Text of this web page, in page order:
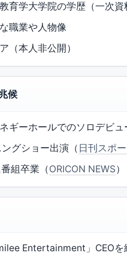
育学大学院の学歴（一次資
職業や人物像
（本人非公開）
候
ギーホールでのソロデビュ
グショー出演（ 日刊スポ
組卒業（ORICON NEWS）
Entertainment」CEOを